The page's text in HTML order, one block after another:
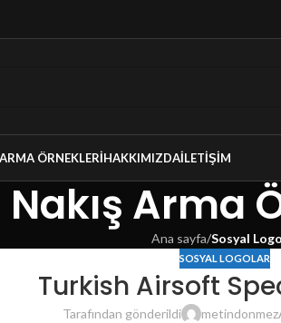
ÖRNEKLERIHAKKIMIZDAİLETIŞIM
Nakış Arma
Ana sayfa/Sosyal
SOSYAL LOGOLAR
Turkish Airsoft
Tarafından gönderildi metindonmez